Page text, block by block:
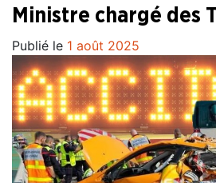
Ministre chargé des
Publié le 1 août 2025